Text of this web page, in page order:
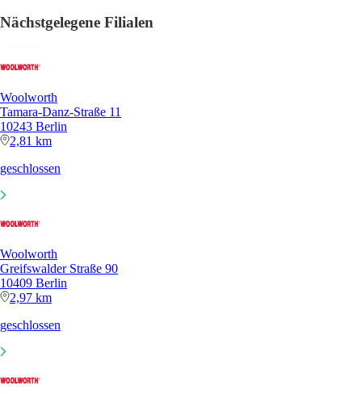
Nächstgelegene Filialen
Woolworth
Tamara-Danz-Straße 11
10243 Berlin
2,81 km
geschlossen
Woolworth
Greifswalder Straße 90
10409 Berlin
2,97 km
geschlossen